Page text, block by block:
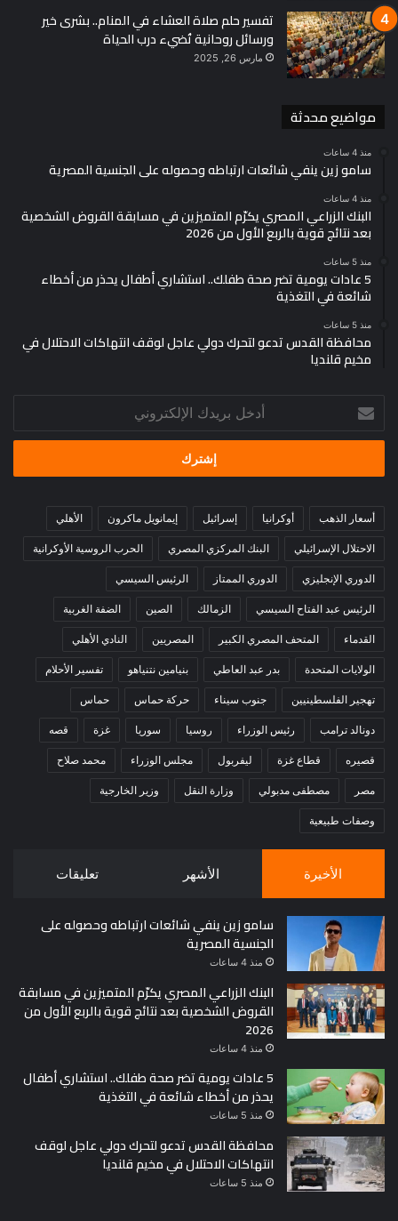
تفسير حلم صلاة العشاء في المنام.. بشرى خير
ورسائل روحانية تُضيء درب الحياة
مارس 26, 2025
مواضيع محدثة
منذ 4 ساعات
سامو زين ينفي شائعات ارتباطه وحصوله على الجنسية المصرية
منذ 4 ساعات
البنك الزراعي المصري يكرّم المتميزين في مسابقة القروض الشخصية
بعد نتائج قوية بالربع الأول من 2026
منذ 5 ساعات
5 عادات يومية تضر صحة طفلك.. استشاري أطفال يحذر من أخطاء
شائعة في التغذية
منذ 5 ساعات
محافظة القدس تدعو لتحرك دولي عاجل لوقف انتهاكات الاحتلال في
مخيم قلنديا
بريدك
الإلكتروني
أسعار الذهب أوكرانيا إسرائيل إيمانويل ماكرون الأهلي
الاحتلال الإسرائيلي البنك المركزي المصري الحرب الروسية الأوكرانية
الدوري الإنجليزي الدوري الممتاز الرئيس السيسي
الرئيس عبد الفتاح السيسي الزمالك الصين الضفة الغربية
القدماء المتحف المصري الكبير المصريين النادي الأهلي
الولايات المتحدة بدر عبد العاطي بنيامين نتنياهو تفسير الأحلام
تهجير الفلسطينيين جنوب سيناء حركة حماس حماس
دونالد ترامب رئيس الوزراء روسيا سوريا غزة قصه
قصيره قطاع غزة ليفربول مجلس الوزراء محمد صلاح
مصر مصطفى مدبولي وزارة النقل وزير الخارجية
وصفات طبيعية
الأخيرة الأشهر تعليقات
سامو زين ينفي شائعات ارتباطه وحصوله على
الجنسية المصرية
منذ 4 ساعات
البنك الزراعي المصري يكرّم المتميزين في مسابقة
القروض الشخصية بعد نتائج قوية بالربع الأول من
2026
منذ 4 ساعات
5 عادات يومية تضر صحة طفلك.. استشاري أطفال
يحذر من أخطاء شائعة في التغذية
منذ 5 ساعات
محافظة القدس تدعو لتحرك دولي عاجل لوقف
انتهاكات الاحتلال في مخيم قلنديا
منذ 5 ساعات